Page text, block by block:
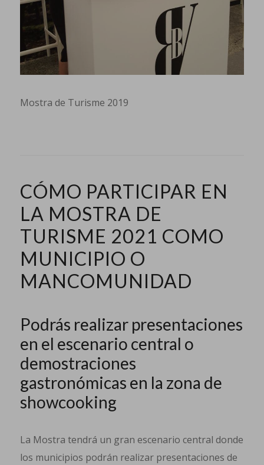
Mostra de Turisme 2019
CÓMO PARTICIPAR EN
LA MOSTRA DE
TURISME 2021 COMO
MUNICIPIO O
MANCOMUNIDAD
Podrás realizar presentaciones
en el escenario central o
demostraciones
gastronómicas en la zona de
showcooking
La Mostra tendrá un gran escenario central donde
los municipios podrán realizar presentaciones de